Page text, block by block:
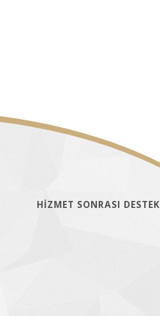
HİZMET SONRASI DESTEK